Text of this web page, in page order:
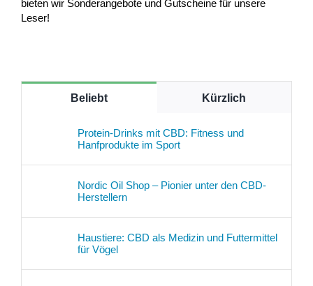
bieten wir Sonderangebote und Gutscheine für unsere
Leser!
Beliebt Kürzlich
Protein-Drinks mit CBD: Fitness und
Hanfprodukte im Sport
Nordic Oil Shop – Pionier unter den CBD-
Herstellern
Haustiere: CBD als Medizin und Futtermittel
für Vögel